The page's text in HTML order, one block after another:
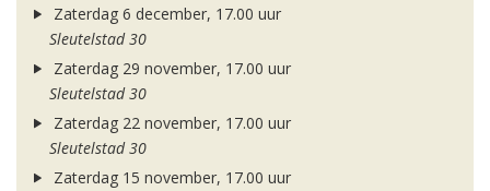
Zaterdag 6 december, 17.00 uur
Sleutelstad 30
Zaterdag 29 november, 17.00 uur
Sleutelstad 30
Zaterdag 22 november, 17.00 uur
Sleutelstad 30
Zaterdag 15 november, 17.00 uur